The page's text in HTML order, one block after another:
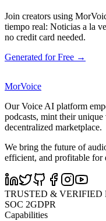
Join creators using
tiempo real: Noticias a la
no credit card needed.
Generated for Free →
MorVoice
Our Voice AI platform
podcasts, mint their
decentralized marketplace.
We bring the future of
efficient, and profitable for
TRUSTED & VERIFIED
SOC 2GDPR
Capabilities